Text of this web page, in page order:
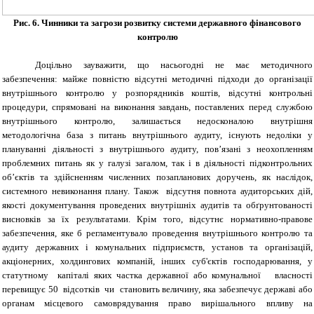
Рис. 6. Чинники та загрози розвитку системи державного фінансового
контролю
Доцільно зауважити, що насьогодні не має методичного
забезпечення: майже повністю відсутні методичні підходи до організації
внутрішнього контролю у розпорядників коштів, відсутні контрольні
процедури, спрямовані на виконання завдань, поставлених перед службою
внутрішнього контролю, залишається недосконалою внутрішня
методологічна база з питань внутрішнього аудиту, існують недоліки у
плануванні діяльності з внутрішнього аудиту, пов’язані з неохопленням
проблемних питань як у галузі загалом, так і в діяльності підконтрольних
об’єктів та здійсненням численних позапланових доручень, як наслідок,
системного невиконання плану. Також відсутня повнота аудиторських дій,
якості документування проведених внутрішніх аудитів та обґрунтованості
висновків за їх результатами. Крім того, відсутнє нормативно-правове
забезпечення, яке б регламентувало проведення внутрішнього контролю та
аудиту державних і комунальних підприємств, установ та організацій,
акціонерних, холдингових компаній, інших суб'єктів господарювання, у
статутному капіталі яких частка державної або комунальної власності
перевищує 50 відсотків чи становить величину, яка забезпечує державі або
органам місцевого самоврядування право вирішального впливу на